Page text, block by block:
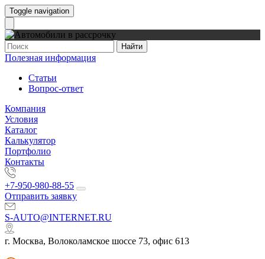
Toggle navigation
Найти
Полезная информация
Статьи
Вопрос-ответ
Компания
Условия
Каталог
Калькулятор
Портфолио
Контакты
+7-950-980-88-55
Отправить заявку
S-AUTO@INTERNET.RU
г. Москва, Волоколамское шоссе 73, офис 613